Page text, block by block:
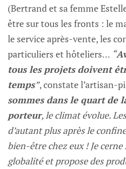
(Bertrand et sa femme
être sur tous les fronts : le
le service après-vente, les
particuliers et hôteliers… “
tous les projets doivent
temps”, constate l’artisan-
sommes dans le quart de
porteur, le climat évolue.
d’autant plus après le
bien-être chez eux ! Je
globalité et propose des